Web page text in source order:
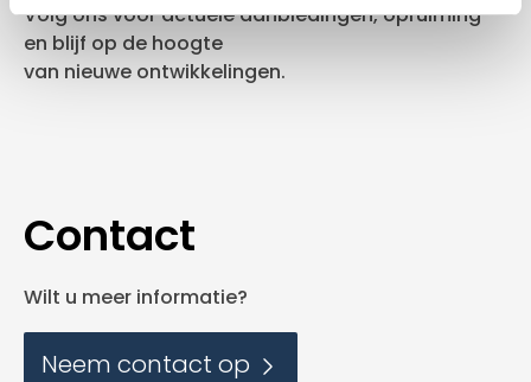
Volg ons voor actuele aanbiedingen, opruiming
en blijf op de hoogte
van nieuwe ontwikkelingen.
Contact
Wilt u meer informatie?
Neem contact op